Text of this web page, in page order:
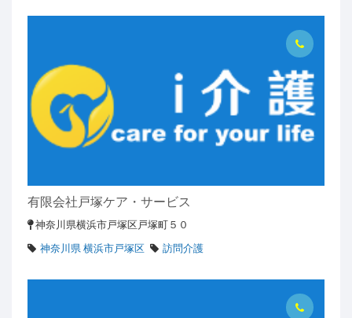
有限会社戸塚ケア・サービス
神奈川県横浜市戸塚区戸塚町５０
神奈川県 横浜市戸塚区
訪問介護